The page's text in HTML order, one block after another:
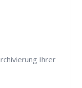
Ihrer